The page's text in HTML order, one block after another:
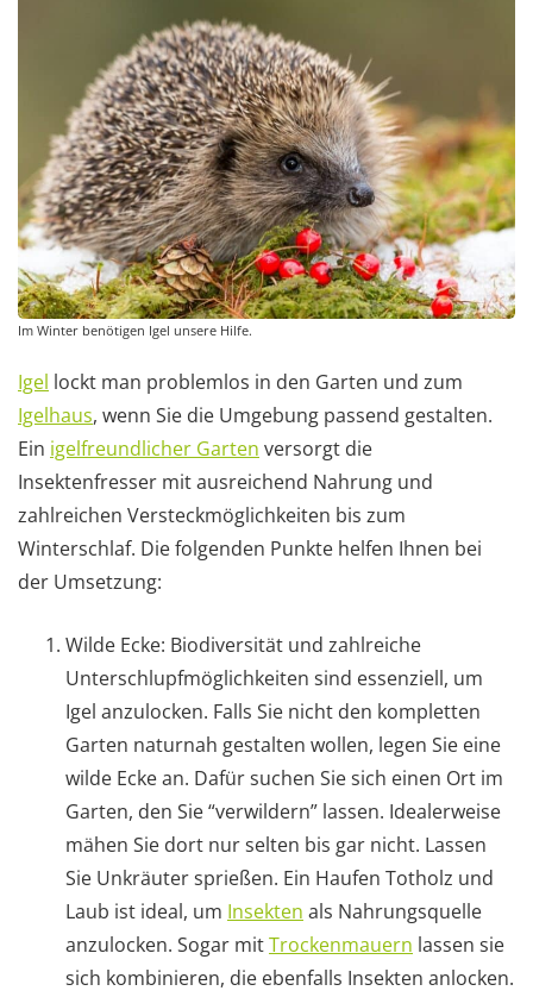
Im Winter benötigen Igel unsere Hilfe.
Igel lockt man problemlos in den Garten und zum
Igelhaus, wenn Sie die Umgebung passend gestalten.
Ein igelfreundlicher Garten versorgt die
Insektenfresser mit ausreichend Nahrung und
zahlreichen Versteckmöglichkeiten bis zum
Winterschlaf. Die folgenden Punkte helfen Ihnen bei
der Umsetzung:
Wilde Ecke: Biodiversität und zahlreiche
Unterschlupfmöglichkeiten sind essenziell, um
Igel anzulocken. Falls Sie nicht den kompletten
Garten naturnah gestalten wollen, legen Sie eine
wilde Ecke an. Dafür suchen Sie sich einen Ort im
Garten, den Sie “verwildern” lassen. Idealerweise
mähen Sie dort nur selten bis gar nicht. Lassen
Sie Unkräuter sprießen. Ein Haufen Totholz und
Laub ist ideal, um Insekten als Nahrungsquelle
anzulocken. Sogar mitTrockenmauern lassen sie
sich kombinieren, die ebenfalls Insekten anlocken.